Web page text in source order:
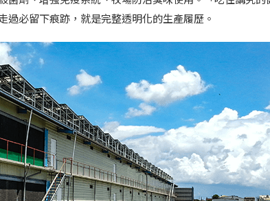
必留下痕跡，就是完整透明化的生產履歷。